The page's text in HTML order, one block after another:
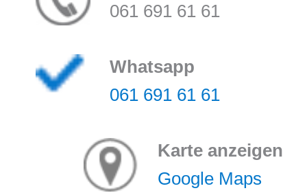
061 691 61 61
Whatsapp
061 691 61 61
Karte anzeigen
Google Maps